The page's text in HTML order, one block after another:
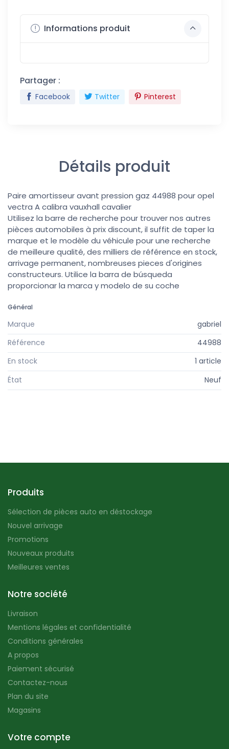
Informations produit
Partager :
Facebook Twitter Pinterest
Détails produit
Paire amortisseur avant pression gaz 44988 pour opel
vectra A calibra vauxhall cavalier
Utilisez la barre de recherche pour trouver nos autres
pièces automobiles à prix discount, il suffit de taper la
marque et le modèle du véhicule pour une recherche
de meilleure qualité, des milliers de référence en stock,
arrivage permanent, nombreuses pieces d'origines
constructeurs. Utilice la barra de búsqueda
proporcionar la marca y modelo de su coche
Général
Marque
gabriel
Référence
44988
En stock
1 article
État
Neuf
Produits
Sélection de pièces auto en déstockage
Nouvel arrivage
Promotions
Nouveaux produits
Meilleures ventes
Notre société
Livraison
Mentions légales et confidentialité
Conditions générales
A propos
Paiement sécurisé
Contactez-nous
Plan du site
Magasins
Votre compte